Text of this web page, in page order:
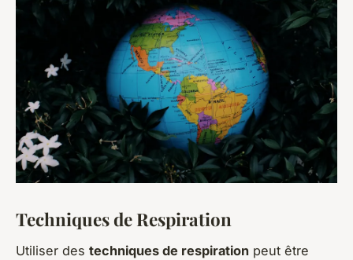
Techniques de Respiration
Utiliser des techniques de respiration peut être